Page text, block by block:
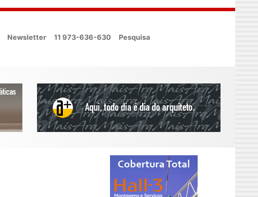
Newsletter 11 973-636-630 Pesquisa